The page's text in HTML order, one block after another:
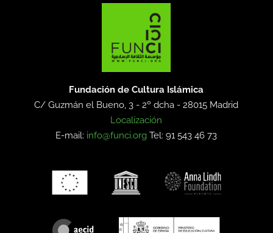
Fundación de Cultura Islámica
C/ Guzmán el Bueno, 3 - 2º dcha -28015 Madrid
Localización
E-mail: info@funci.org Tel: 91 543 46 73